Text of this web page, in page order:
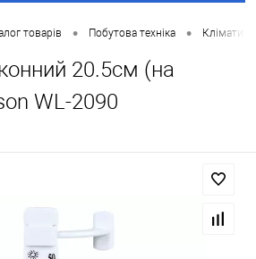
товарів • Побутова техніка •
20.5см (на
WL-2090